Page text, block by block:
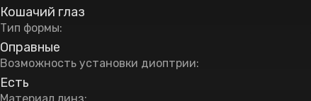
Кошачий глаз
Тип формы:
Оправные
Возможность установки диоптрии:
Есть